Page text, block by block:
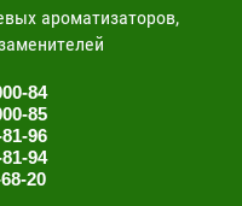
ароматизаторов,
84
85
96
94
20